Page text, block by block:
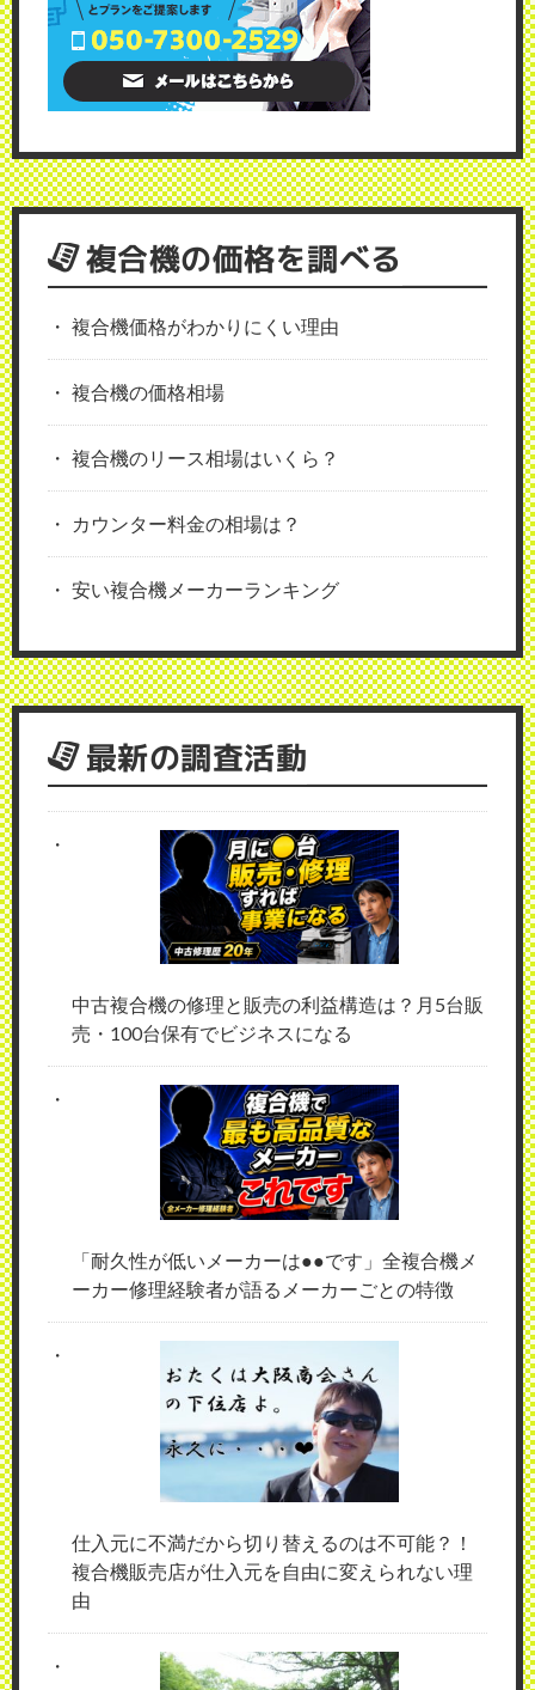
複合機の価格を調べる
複合機価格がわかりにくい理由
複合機の価格相場
複合機のリース相場はいくら？
カウンター料金の相場は？
安い複合機メーカーランキング
最新の調査活動
中古複合機の修理と販売の利益構造は？月5台販
売・100台保有でビジネスになる
「耐久性が低いメーカーは●●です」全複合機メ
ーカー修理経験者が語るメーカーごとの特徴
仕入元に不満だから切り替えるのは不可能？！
複合機販売店が仕入元を自由に変えられない理
由